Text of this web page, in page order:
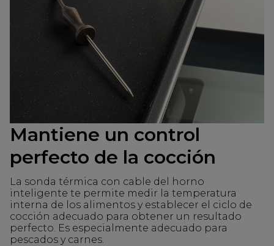
Mantiene un control
perfecto de la cocción
La sonda térmica con cable del horno
inteligente te permite medir la temperatura
interna de los alimentos y establecer el ciclo de
cocción adecuado para obtener un resultado
perfecto. Es especialmente adecuado para
pescados y carnes.